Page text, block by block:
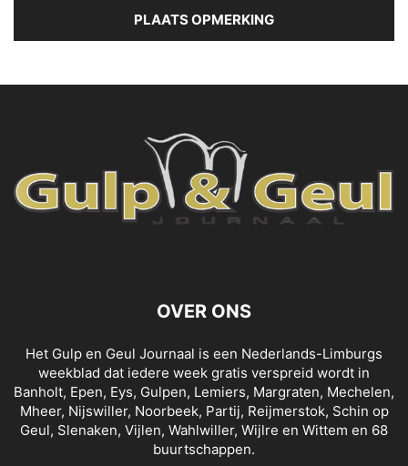
OVER ONS
Het Gulp en Geul Journaal is een Nederlands-Limburgs
weekblad dat iedere week gratis verspreid wordt in
Banholt, Epen, Eys, Gulpen, Lemiers, Margraten, Mechelen,
Mheer, Nijswiller, Noorbeek, Partij, Reijmerstok, Schin op
Geul, Slenaken, Vijlen, Wahlwiller, Wijlre en Wittem en 68
buurtschappen.